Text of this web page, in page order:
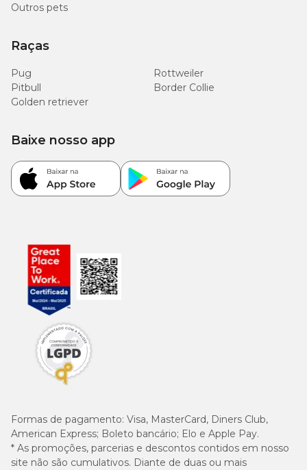
Outros pets
Raças
Pug
Rottweiler
Pitbull
Border Collie
Golden retriever
Formas de pagamento: Visa, MasterCard, Diners Club,
American Express; Boleto bancário; Elo e Apple Pay.
* As promoções, parcerias e descontos contidos em nosso
site não são cumulativos. Diante de duas ou mais
Baixe nosso app